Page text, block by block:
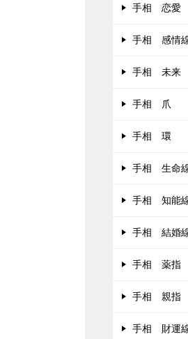
手相 恋愛
手相 感情
手相 未来
手相 爪
手相 環
手相 生命
手相 知能
手相 結婚
手相 薬指
手相 親指
手相 財運